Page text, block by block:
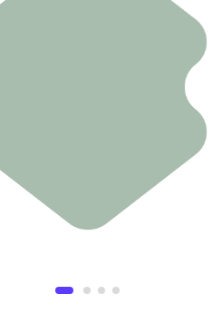
велосипед Foffa Single